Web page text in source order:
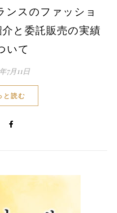
ンスのファッショ
と委託販売の実績
いて
7月11日
と読む